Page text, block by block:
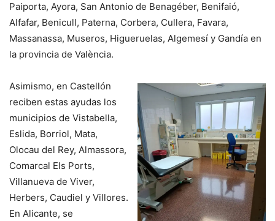
Paiporta, Ayora, San Antonio de Benagéber, Benifaió,
Alfafar, Benicull, Paterna, Corbera, Cullera, Favara,
Massanassa, Museros, Higueruelas, Algemesí y Gandía en
la provincia de València.
Asimismo, en Castellón
reciben estas ayudas los
municipios de Vistabella,
Eslida, Borriol, Mata,
Olocau del Rey, Almassora,
Comarcal Els Ports,
Villanueva de Viver,
Herbers, Caudiel y Villores.
En Alicante, se